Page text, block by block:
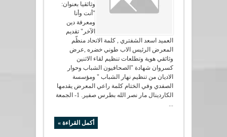
وثائقيا بعنوان:
"أنت وأنا
ومعرفة دين
الآخر" تقديم
العميد اسعد الشفتري , كلمة الاتحاد منظّم
المعرض الرئيس الاب طوني خضره ,عرض
وثائقي هوية وتطلعات تنظيم لقاء الاثنين
كسروان شهادة "الصحافيون الشباب وحوار
الاديان من تنظيم نهار الشباب " ومؤسسة
الصفدي وفي الختام كلمة راعي المعرض يقدمها
الكاردينال مار نصر الله بطرس صفير. 1- الجمعة
...
أكمل القراءة »